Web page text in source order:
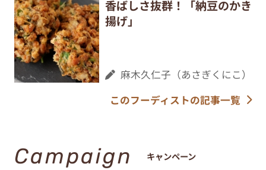
香ばしさ抜群！「納豆のかき
揚げ」
麻木久仁子（あさぎくにこ）
このフーディストの記事一覧
Campaign キャンペーン